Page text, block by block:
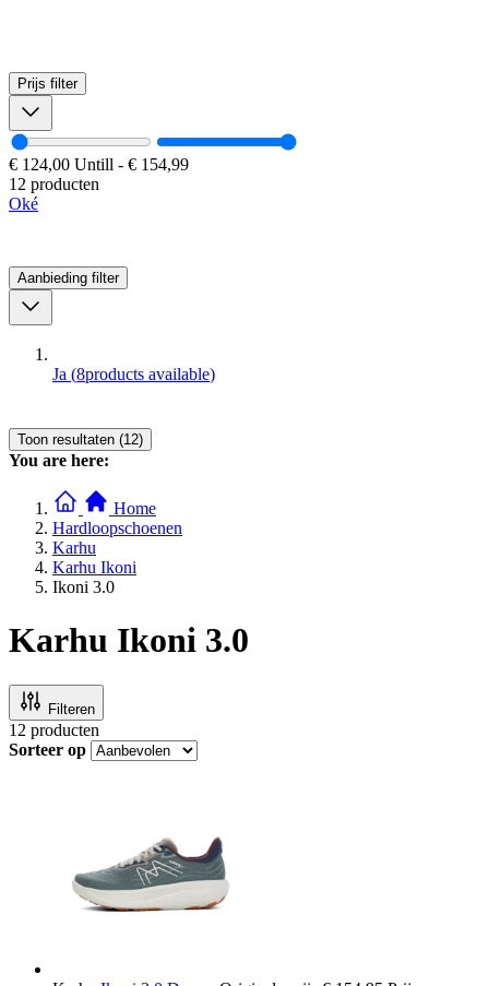
Prijs filter
€ 124,00 Untill - € 154,99
12 producten
Oké
Aanbieding filter
Ja (8products available)
Toon resultaten (12)
You are here:
Home
Hardloopschoenen
Karhu
Karhu Ikoni
Ikoni 3.0
Karhu Ikoni 3.0
Filteren
12 producten
Sorteer op